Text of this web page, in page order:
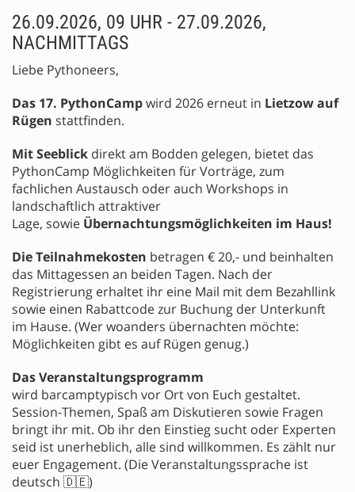
26.09.2026, 09 UHR - 27.09.2026,
NACHMITTAGS
Liebe Pythoneers,
Das 17. PythonCampwird 2026 erneut in Lietzow auf
Rügen stattfinden.
Mit Seeblick direkt am Bodden gelegen, bietet das
PythonCamp Möglichkeiten für Vorträge, zum
fachlichen Austausch oder auch Workshops in
landschaftlich attraktiver
Lage, sowie Übernachtungsmöglichkeiten im Haus!
Die Teilnahmekosten betragen € 20,- und beinhalten
das Mittagessen an beiden Tagen. Nach der
Registrierung erhaltet ihr eine Mail mit dem Bezahllink
sowie einen Rabattcode zur Buchung der Unterkunft
im Hause. (Wer woanders übernachten möchte:
Möglichkeiten gibt es auf Rügen genug.)
Das Veranstaltungsprogramm
wird barcamptypisch vor Ort von Euch gestaltet.
Session-Themen, Spaß am Diskutieren sowie Fragen
bringt ihr mit. Ob ihr den Einstieg sucht oder Experten
seid ist unerheblich, alle sind willkommen. Es zählt nur
euer Engagement. (Die Veranstaltungssprache ist
deutsch 🇩🇪)